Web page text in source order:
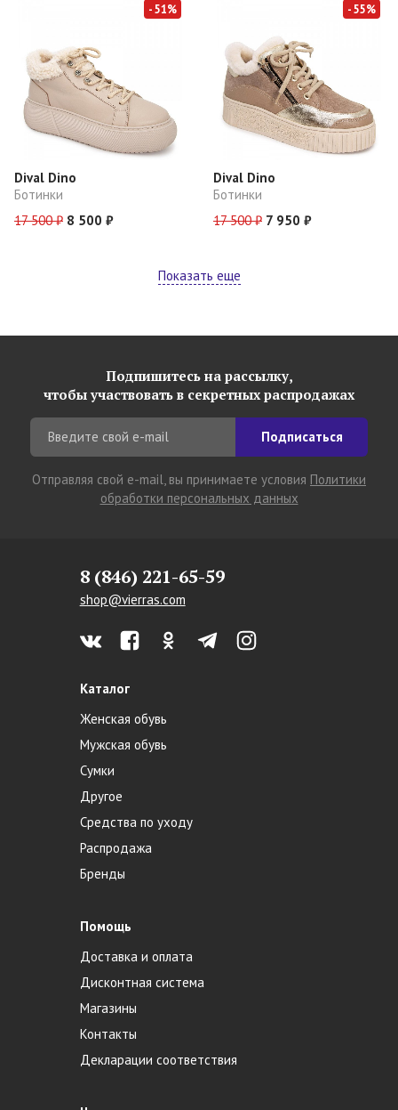
- 51%
Dival Dino
Ботинки
17 500 ₽ 8 500 ₽
- 55%
Dival Dino
Ботинки
17 500 ₽ 7 950 ₽
Показать еще
Подпишитесь на рассылку,
чтобы участвовать в секретных распродажах
Подписаться
Отправляя свой e-mail, вы принимаете условия Политики
обработки персональных данных
8 (846) 221-65-59
shop@vierras.com
Каталог
Женская обувь
Мужская обувь
Сумки
Другое
Средства по уходу
Распродажа
Бренды
Помощь
Доставка и оплата
Дисконтная система
Магазины
Контакты
Декларации соответствия